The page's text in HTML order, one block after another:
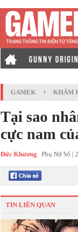
GUNNY ORIGIN
GAMEK › KHÁM
Tại sao
cực nam
Đức Khương Phụ Nữ Số |
TIN LIÊN QUAN